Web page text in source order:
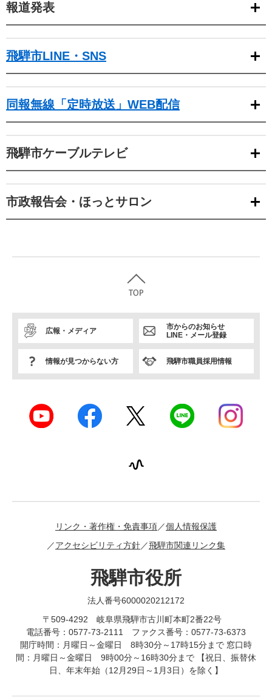
報道発表
飛騨市LINE・SNS
同報無線「定時放送」WEB配信
飛騨市ケーブルテレビ
市政報告会・ほっとサロン
広報・メディア
市からのお知らせ
LINE・メール登録
情報が見つからない方 飛騨市職員採用情報
リンク・著作権・免責事項
個人情報保護
アクセシビリティ方針
飛騨市関連リンク集
飛騨市役所
法人番号6000020212172
〒509-4292 岐阜県飛騨市古川町本町2番22号
電話番号：0577-73-2111 ファクス番号：0577-73-6373
開庁時間：月曜日～金曜日 8時30分～17時15分まで 窓口時
間：月曜日～金曜日 9時00分～16時30分まで 【祝日、振替休
日、年末年始（12月29日～1月3日）を除く】